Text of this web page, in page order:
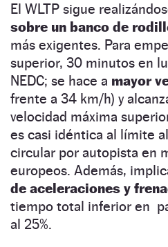
El WLTP sigue
sobre un banco de
más exigentes. Para
superior, 30 minutos en
NEDC; se hace a mayor
frente a 34 km/h) y
velocidad máxima
es casi idéntica al límite
circular por autopista en
europeos. Además,
de aceleraciones y
tiempo total inferior en
al 25%.